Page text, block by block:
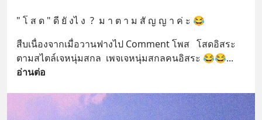
" โ ส ด " ดี ยั งไ ง  ?  ม า ต า ม สั ญ ญ า ค่ ะ 😂
สืบเนื่องจากเมื่อวานฟางไป Comment โพส   โสดอิสระ​
ตามสไตล์​เจหนุ่ม​สกล​  เพจเจหนุ่มสกลคนอิสระ 😂😂
อ่านต่อ